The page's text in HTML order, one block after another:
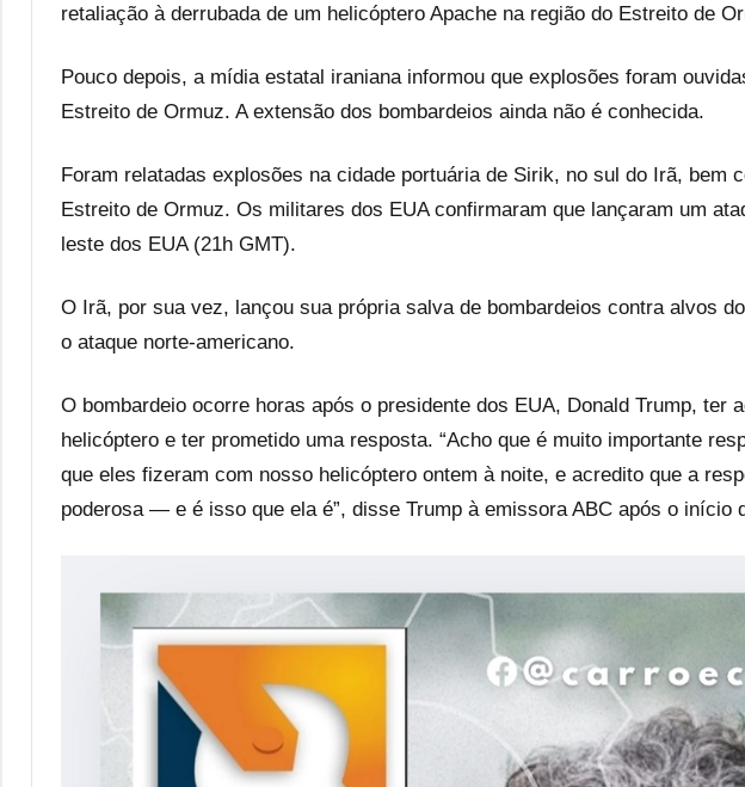
retaliação à derrubada de um helicóptero Apache na região do Estreito de
Pouco depois, a mídia estatal iraniana informou que explosões foram
Estreito de Ormuz. A extensão dos bombardeios ainda não é conhecida.
Foram relatadas explosões na cidade portuária de Sirik, no sul do Irã, bem
Estreito de Ormuz. Os militares dos EUA confirmaram que lançaram um
leste dos EUA (21h GMT).
O Irã, por sua vez, lançou sua própria salva de bombardeios contra alvos
o ataque norte-americano.
O bombardeio ocorre horas após o presidente dos EUA, Donald Trump, ter
helicóptero e ter prometido uma resposta. “Acho que é muito importante
que eles fizeram com nosso helicóptero ontem à noite, e acredito que a
poderosa — e é isso que ela é”, disse Trump à emissora ABC após o início